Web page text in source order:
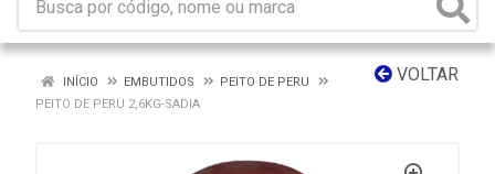
VOLTAR
INÍCIO EMBUTIDOS
PEITO DE PERU
PEITO DE PERU 2,6KG-SADIA